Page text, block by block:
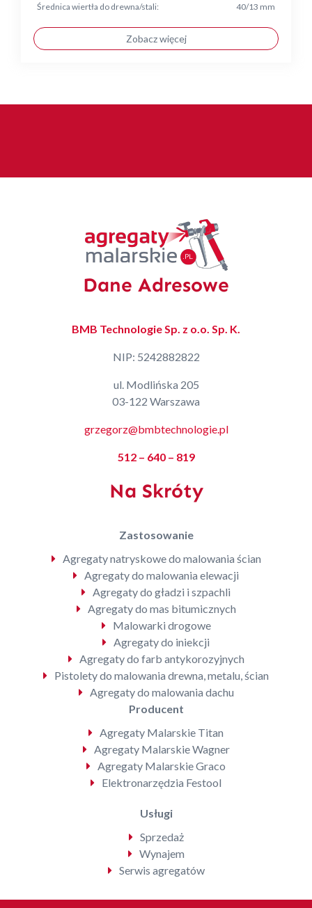
Średnica wiertła do drewna/stali:
40/13 mm
Zobacz więcej
Dane Adresowe
BMB Technologie Sp. z o.o. Sp. K.
NIP: 5242882822
ul. Modlińska 205
03-122 Warszawa
grzegorz@bmbtechnologie.pl
512 – 640 – 819
Na Skróty
Zastosowanie
Agregaty natryskowe do malowania ścian
Agregaty do malowania elewacji
Agregaty do gładzi i szpachli
Agregaty do mas bitumicznych
Malowarki drogowe
Agregaty do iniekcji
Agregaty do farb antykorozyjnych
Pistolety do malowania drewna, metalu, ścian
Agregaty do malowania dachu
Producent
Agregaty Malarskie Titan
Agregaty Malarskie Wagner
Agregaty Malarskie Graco
Elektronarzędzia Festool
Usługi
Sprzedaż
Wynajem
Serwis agregatów